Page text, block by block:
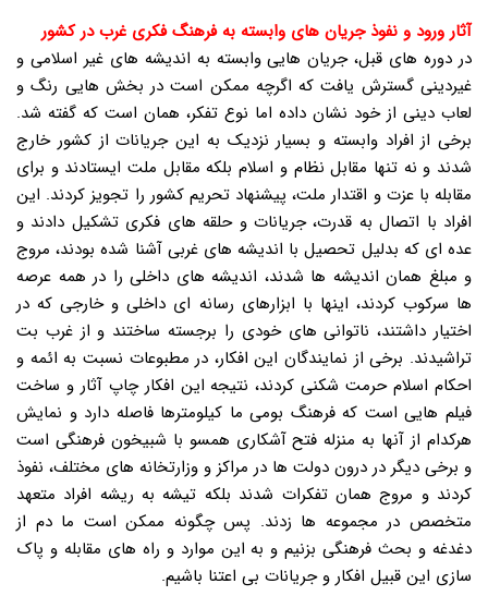
آثار ورود و نفوذ جریان های وابسته به فرهنگ فکری غرب در کشور
در دوره های قبل، جریان هایی وابسته به اندیشه های غیر اسلامی و
غیردینی گسترش یافت که اگرچه ممکن است در بخش هایی رنگ و
لعاب دینی از خود نشان داده اما نوع تفکر، همان است که گفته شد.
برخی از افراد وابسته و بسیار نزدیک به این جریانات از کشور خارج
شدند و نه تنها مقابل نظام و اسلام بلکه مقابل ملت ایستادند و برای
مقابله با عزت و اقتدار ملت، پیشنهاد تحریم کشور را تجویز کردند. این
افراد با اتصال به قدرت، جریانات و حلقه های فکری تشکیل دادند و
عده ای که بدلیل تحصیل با اندیشه های غربی آشنا شده بودند، مروج
و مبلغ همان اندیشه ها شدند، اندیشه های داخلی را در همه عرصه
ها سرکوب کردند، اینها با ابزارهای رسانه ای داخلی و خارجی که در
اختیار داشتند، ناتوانی های خودی را برجسته ساختند و از غرب بت
تراشیدند. برخی از نمایندگان این افکار، در مطبوعات نسبت به ائمه و
احکام اسلام حرمت شکنی کردند، نتیجه این افکار چاپ آثار و ساخت
فیلم هایی است که فرهنگ بومی ما کیلومترها فاصله دارد و نمایش
هرکدام از آنها به منزله فتح آشکاری همسو با شبیخون فرهنگی است
و برخی دیگر در درون دولت ها در مراکز و وزارتخانه های مختلف، نفوذ
کردند و مروج همان تفکرات شدند بلکه تیشه به ریشه افراد متعهد
متخصص در مجموعه ها زدند. پس چگونه ممکن است ما دم از
دغدغه و بحث فرهنگی بزنیم و به این موارد و راه های مقابله و پاک
سازی این قبیل افکار و جریانات بی اعتنا باشیم.